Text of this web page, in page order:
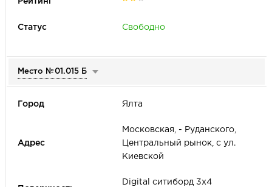
Свободно
Место №01.015 Б
Ялта
Московская, - Руданского,
Центральный рынок, с ул.
Киевской
Digital cитиборд 3х4